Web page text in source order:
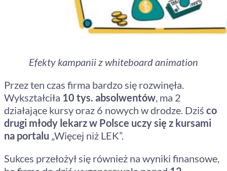
Efekty kampanii z whiteboard animation
Przez ten czas firma bardzo się rozwinęła.
Wykształciła 10 tys. absolwentów , ma 2
działające kursy oraz 6 nowych w drodze. Dziś co
drugi młody lekarz w Polsce uczy się z kursami
na portalu „Więcej niż LEK”.
Sukces przełożył się również na wyniki finansowe,